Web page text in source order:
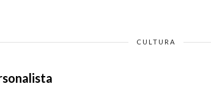
CULTURA